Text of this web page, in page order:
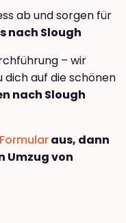
ab und sorgen für
nach Slough
– wir
dich auf die schönen
nach Slough
aus, dann
Umzug von